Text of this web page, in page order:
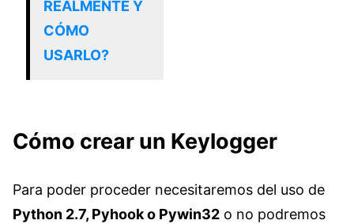
REALMENTE Y
CÓMO
USARLO?
Cómo crear un Keylogger
Para poder proceder necesitaremos del uso de
Python 2.7, Pyhook o Pywin32 o no podremos